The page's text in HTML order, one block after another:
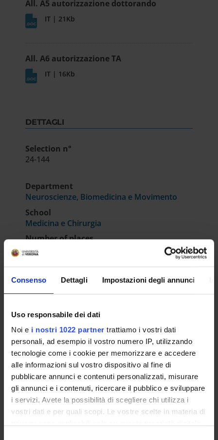
Consenso Dettagli Impostazioni degli annunci
Uso responsabile dei dati
Noi e i nostri 1022 partner trattiamo i vostri dati
personali, ad esempio il vostro numero IP, utilizzando
tecnologie come i cookie per memorizzare e accedere
alle informazioni sul vostro dispositivo al fine di
pubblicare annunci e contenuti personalizzati, misurare
gli annunci e i contenuti, ricercare il pubblico e sviluppare
i servizi. Avete la possibilità di scegliere chi utilizza i
vostri dati e per quali scopi. Le vostre scelte in materia di
All. A5 autorizzazione dottorando
IT | 21Kb
All. A6 autorizzazione TA
IT | 16Kb
DETTAGLI
Selection n°
24-144
Department
Neuroscienze, Biomedicina e Movimento
School
Medicina e Chirurgia
Number of places
1
Nomina Commissione Giudicatrice
RESULT/RANKING LISTS
Approvazione Atti e Graduatoria
IT | 806Kb